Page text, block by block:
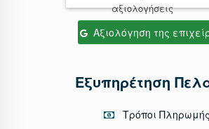
αξιολογήσεις
Αξιολόγηση της
Εξυπηρέτηση
Τρόποι Πληρωμής